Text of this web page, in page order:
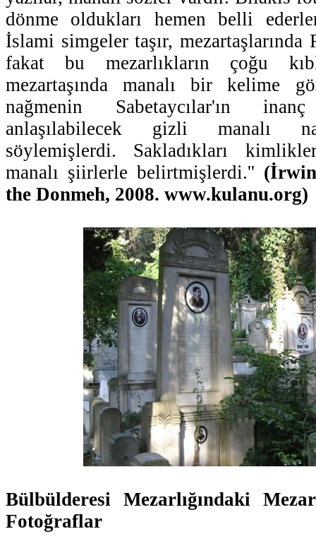
dönme oldukları hemen belli
İslami simgeler taşır, mezartaşlarında
fakat bu mezarlıkların çoğu
mezartaşında manalı bir kelime
nağmenin Sabetaycılar'ın
anlaşılabilecek gizli manalı
söylemişlerdi. Sakladıkları
manalı şiirlerle belirtmişlerdi.''
the Donmeh, 2008. www.kulanu.org)
Bülbülderesi Mezarlığındaki
Fotoğraflar